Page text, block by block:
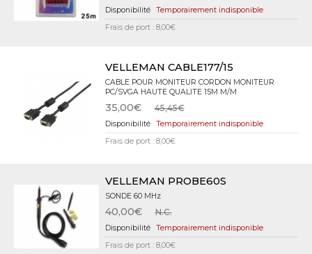
Temporairement indisponible
Frais de port : 8,00€
VELLEMAN CABLE177/15
CABLE POUR MONITEUR CORDON MONITEUR
PC/SVGA HAUTE QUALITE 15M M/M
35,00€ 45,45€
Temporairement indisponible
Frais de port : 8,00€
VELLEMAN PROBE60S
SONDE 60 MHz
40,00€ N.C.
Temporairement indisponible
Frais de port : 8,00€